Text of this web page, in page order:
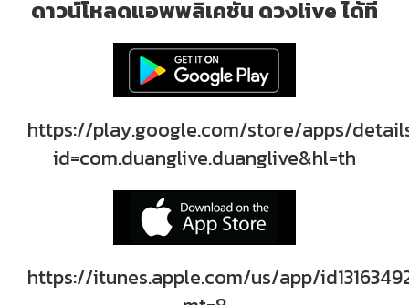
ดาวน์โหลดแอพพลิเคชั่น ดวงlive ได้ที่
https://play.google.com/store/apps/
id=com.duanglive.duanglive&hl=th
https://itunes.apple.com/us/app/